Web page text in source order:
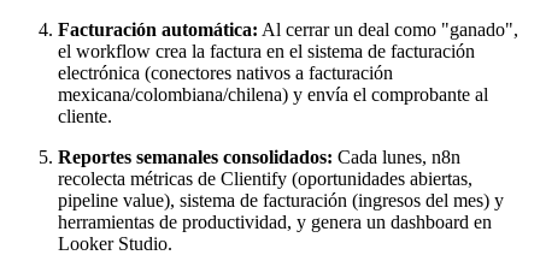
Facturación automática: Al cerrar un deal como "ganado",
el workflow crea la factura en el sistema de facturación
electrónica (conectores nativos a facturación
mexicana/colombiana/chilena) y envía el comprobante al
cliente.
Reportes semanales consolidados: Cada lunes, n8n
recolecta métricas de Clientify (oportunidades abiertas,
pipeline value), sistema de facturación (ingresos del mes) y
herramientas de productividad, y genera un dashboard en
Looker Studio.